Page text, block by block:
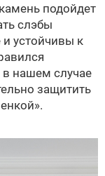
подойдет
слэбы
устойчивы к
нашем случае
защитить